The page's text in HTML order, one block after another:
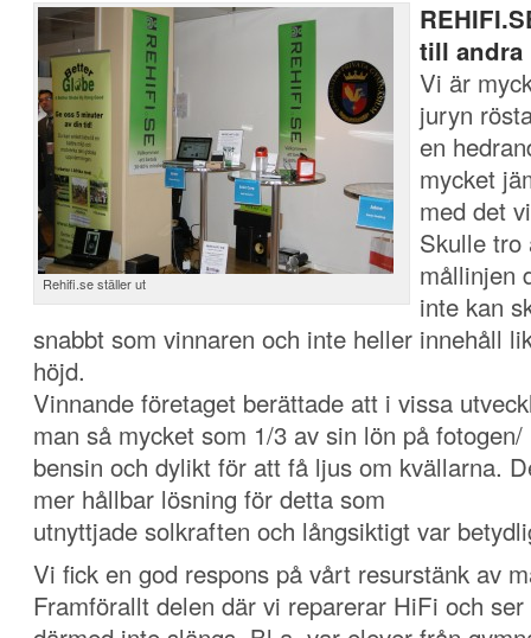
Rehifi.se ställer ut
till andra
Vi är
juryn
en
mycket
med det
Skulle tro
mållinjen
inte kan
snabbt som vinnaren och inte heller innehåll
höjd.
Vinnande företaget berättade att i vissa
man så mycket som 1/3 av sin lön på fotogen/
bensin och dylikt för att få ljus om kvällarna.
mer hållbar lösning för detta som
utnyttjade solkraften och långsiktigt var
Vi fick en god respons på vårt resurstänk av
Framförallt delen där vi reparerar HiFi och